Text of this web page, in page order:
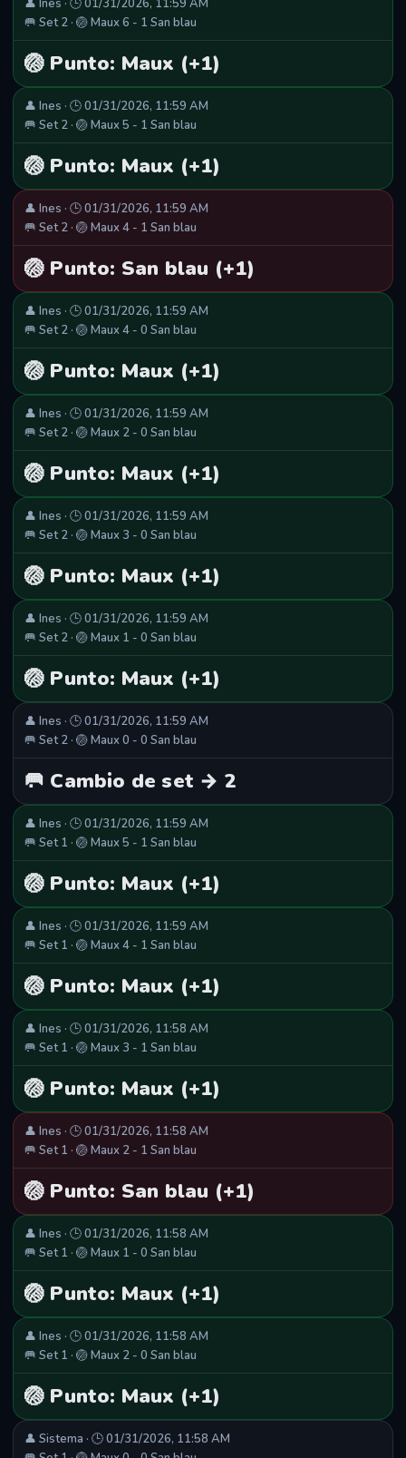
👤 Ines · 🕒 01/31/2026, 11:59 AM
🥅 Set 2 · 🏐 Maux 6 - 1 San blau
🏐 Punto: Maux (+1)
👤 Ines · 🕒 01/31/2026, 11:59 AM
🥅 Set 2 · 🏐 Maux 5 - 1 San blau
🏐 Punto: Maux (+1)
👤 Ines · 🕒 01/31/2026, 11:59 AM
🥅 Set 2 · 🏐 Maux 4 - 1 San blau
🏐 Punto: San blau (+1)
👤 Ines · 🕒 01/31/2026, 11:59 AM
🥅 Set 2 · 🏐 Maux 4 - 0 San blau
🏐 Punto: Maux (+1)
👤 Ines · 🕒 01/31/2026, 11:59 AM
🥅 Set 2 · 🏐 Maux 2 - 0 San blau
🏐 Punto: Maux (+1)
👤 Ines · 🕒 01/31/2026, 11:59 AM
🥅 Set 2 · 🏐 Maux 3 - 0 San blau
🏐 Punto: Maux (+1)
👤 Ines · 🕒 01/31/2026, 11:59 AM
🥅 Set 2 · 🏐 Maux 1 - 0 San blau
🏐 Punto: Maux (+1)
👤 Ines · 🕒 01/31/2026, 11:59 AM
🥅 Set 2 · 🏐 Maux 0 - 0 San blau
🥅 Cambio de set → 2
👤 Ines · 🕒 01/31/2026, 11:59 AM
🥅 Set 1 · 🏐 Maux 5 - 1 San blau
🏐 Punto: Maux (+1)
👤 Ines · 🕒 01/31/2026, 11:59 AM
🥅 Set 1 · 🏐 Maux 4 - 1 San blau
🏐 Punto: Maux (+1)
👤 Ines · 🕒 01/31/2026, 11:58 AM
🥅 Set 1 · 🏐 Maux 3 - 1 San blau
🏐 Punto: Maux (+1)
👤 Ines · 🕒 01/31/2026, 11:58 AM
🥅 Set 1 · 🏐 Maux 2 - 1 San blau
🏐 Punto: San blau (+1)
👤 Ines · 🕒 01/31/2026, 11:58 AM
🥅 Set 1 · 🏐 Maux 1 - 0 San blau
🏐 Punto: Maux (+1)
👤 Ines · 🕒 01/31/2026, 11:58 AM
🥅 Set 1 · 🏐 Maux 2 - 0 San blau
🏐 Punto: Maux (+1)
👤 Sistema · 🕒 01/31/2026, 11:58 AM